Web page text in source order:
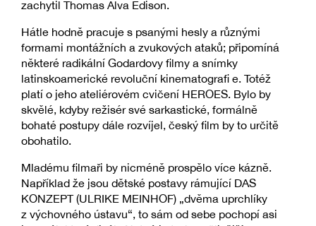
zachytil Thomas Alva Edison.
Hátle hodně pracuje s psanými hesly a různými
formami montážních a zvukových ataků; připomíná
některé radikální Godardovy filmy a snímky
latinskoamerické revoluční kinematografi e. Totéž
platí o jeho ateliérovém cvičení HEROES. Bylo by
skvělé, kdyby režisér své sarkastické, formálně
bohaté postupy dále rozvíjel, český film by to určitě
obohatilo.
Mladému filmaři by nicméně prospělo více kázně.
Například že jsou dětské postavy rámující DAS
KONZEPT (ULRIKE MEINHOF) „dvěma uprchlíky
z výchovného ústavu“, to sám od sebe pochopí asi